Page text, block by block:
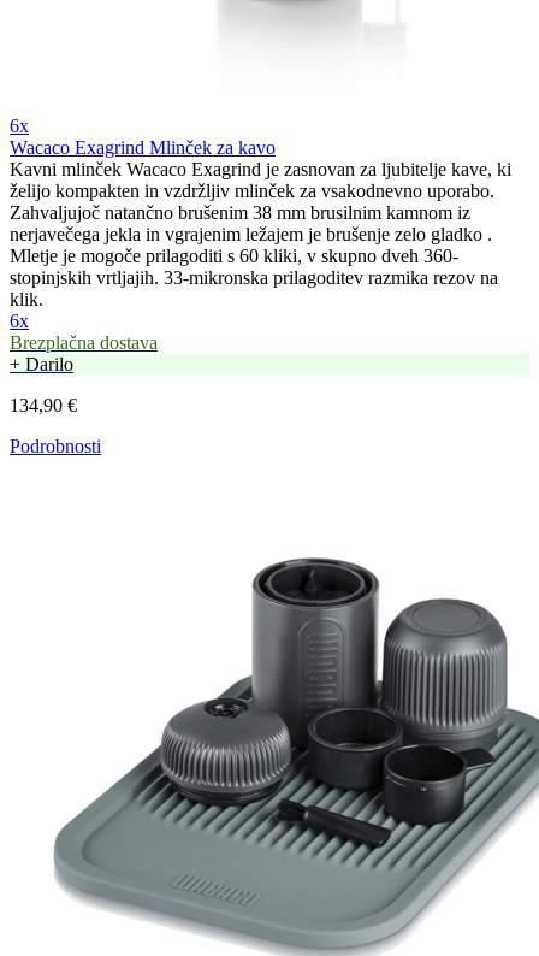
6x
Wacaco Exagrind Mlinček za kavo
Kavni mlinček Wacaco Exagrind je zasnovan za ljubitelje kave, ki
želijo kompakten in vzdržljiv mlinček za vsakodnevno uporabo.
Zahvaljujoč natančno brušenim 38 mm brusilnim kamnom iz
nerjavečega jekla in vgrajenim ležajem je brušenje zelo gladko .
Mletje je mogoče prilagoditi s 60 kliki, v skupno dveh 360-
stopinjskih vrtljajih. 33-mikronska prilagoditev razmika rezov na
klik.
6x
Brezplačna dostava
+ Darilo
134,90 €
Podrobnosti